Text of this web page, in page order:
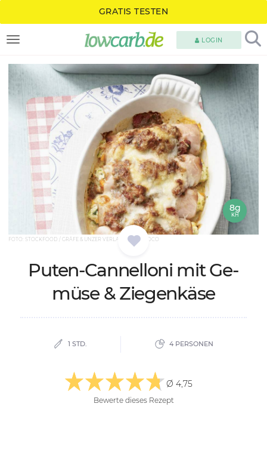
GRATIS TESTEN
TOGGLE NAVIGATION LOGIN
FOTO: STOCKFOOD / GRÄFE & UNZER VERLAG / LANG, COCO
8g
KH
Pu­ten-Can­nel­lo­ni mit Ge­
mü­se & Zie­gen­kä­se
1 STD. 4 PERSONEN
Ø 4,75
Bewerte dieses Rezept